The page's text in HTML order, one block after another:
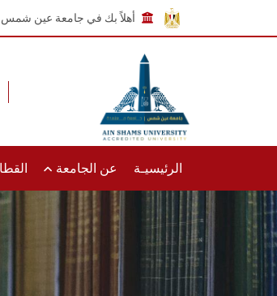
أهلاً بك في جامعة عين شمس
الرئيسيـة عن الجامعة